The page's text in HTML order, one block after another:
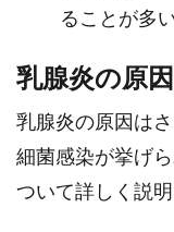
ることが多
乳腺炎の原因
乳腺炎の原因は
細菌感染が挙げ
ついて詳しく説明